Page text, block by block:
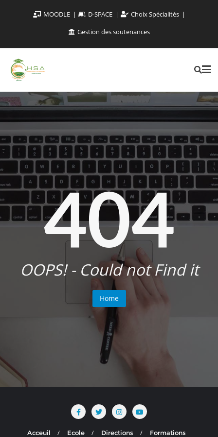
MOODLE D-SPACE
Choix Spécialités
Gestion des soutenances
404
OOPS! - Could not Find it
Home
Acceuil Ecole Directions Formations